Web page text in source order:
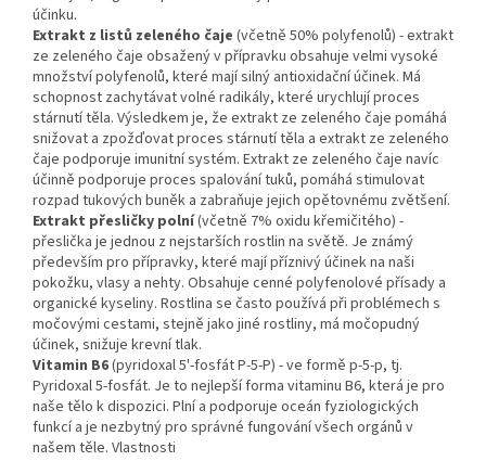
účinku.
Extrakt z listů zeleného čaje (včetně 50% polyfenolů) - extrakt
ze zeleného čaje obsažený v přípravku obsahuje velmi vysoké
množství polyfenolů, které mají silný antioxidační účinek. Má
schopnost zachytávat volné radikály, které urychlují proces
stárnutí těla. Výsledkem je, že extrakt ze zeleného čaje pomáhá
snižovat a zpožďovat proces stárnutí těla a extrakt ze zeleného
čaje podporuje imunitní systém. Extrakt ze zeleného čaje navíc
účinně podporuje proces spalování tuků, pomáhá stimulovat
rozpad tukových buněk a zabraňuje jejich opětovnému zvětšení.
Extrakt přesličky polní(včetně 7% oxidu křemičitého) -
přeslička je jednou z nejstarších rostlin na světě. Je známý
především pro přípravky, které mají příznivý účinek na naši
pokožku, vlasy a nehty. Obsahuje cenné polyfenolové přísady a
organické kyseliny. Rostlina se často používá při problémech s
močovými cestami, stejně jako jiné rostliny, má močopudný
účinek, snižuje krevní tlak.
Vitamin B6(pyridoxal 5'-fosfát P-5-P) - ve formě p-5-p, tj.
Pyridoxal 5-fosfát. Je to nejlepší forma vitaminu B6, která je pro
naše tělo k dispozici. Plní a podporuje oceán fyziologických
funkcí a je nezbytný pro správné fungování všech orgánů v
našem těle. Vlastnosti